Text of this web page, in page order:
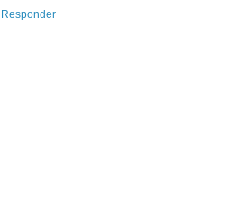
Responder